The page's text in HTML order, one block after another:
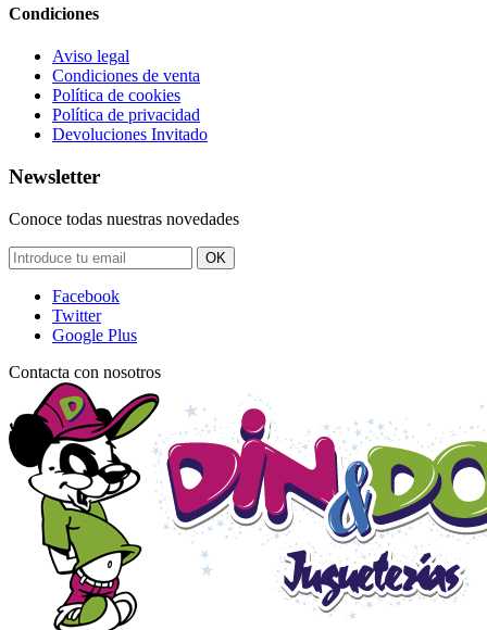
Condiciones
Aviso legal
Condiciones de venta
Política de cookies
Política de privacidad
Devoluciones Invitado
Newsletter
Conoce todas nuestras novedades
OK
Facebook
Twitter
Google Plus
Contacta con nosotros